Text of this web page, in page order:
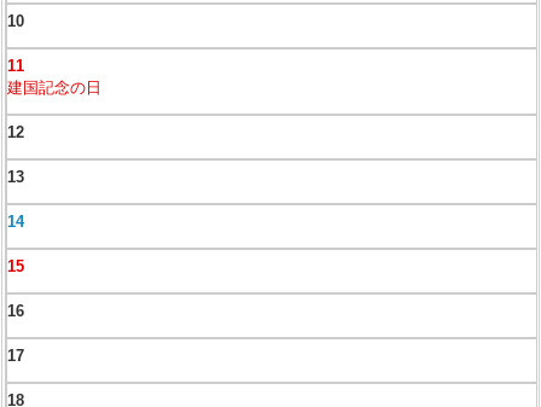
10
11
建国記念の日
12
13
14
15
16
17
18